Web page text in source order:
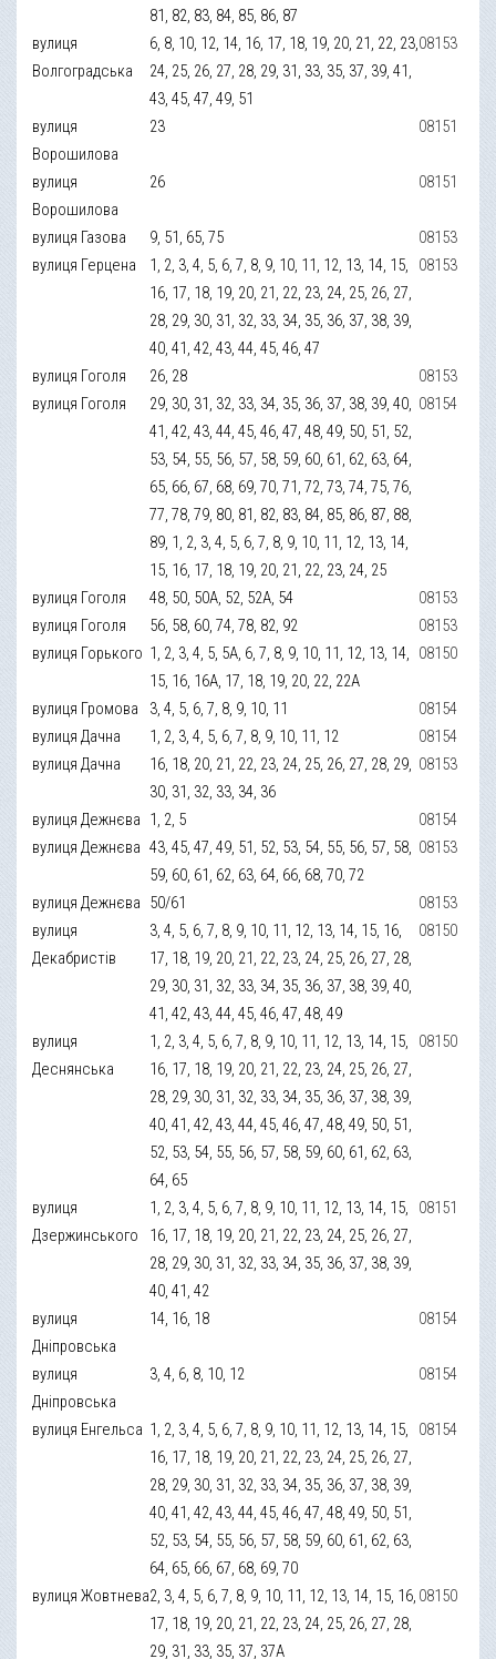
81, 82, 83, 84, 85, 86, 87
вулиця
Волгоградська
6, 8, 10, 12, 14, 16, 17, 18, 19, 20, 21, 22, 23,
24, 25, 26, 27, 28, 29, 31, 33, 35, 37, 39, 41,
43, 45, 47, 49, 51
08153
вулиця
Ворошилова
23 08151
вулиця
Ворошилова
26 08151
вулиця Газова 9, 51, 65, 75
08153
вулиця Герцена
1, 2, 3, 4, 5, 6, 7, 8, 9, 10, 11, 12, 13, 14, 15,
16, 17, 18, 19, 20, 21, 22, 23, 24, 25, 26, 27,
28, 29, 30, 31, 32, 33, 34, 35, 36, 37, 38, 39,
40, 41, 42, 43, 44, 45, 46, 47
08153
вулиця Гоголя 26, 28
08153
вулиця Гоголя
29, 30, 31, 32, 33, 34, 35, 36, 37, 38, 39, 40,
41, 42, 43, 44, 45, 46, 47, 48, 49, 50, 51, 52,
53, 54, 55, 56, 57, 58, 59, 60, 61, 62, 63, 64,
65, 66, 67, 68, 69, 70, 71, 72, 73, 74, 75, 76,
77, 78, 79, 80, 81, 82, 83, 84, 85, 86, 87, 88,
89, 1, 2, 3, 4, 5, 6, 7, 8, 9, 10, 11, 12, 13, 14,
15, 16, 17, 18, 19, 20, 21, 22, 23, 24, 25
08154
вулиця Гоголя 48, 50, 50А, 52, 52А, 54
08153
вулиця Гоголя
56, 58, 60, 74, 78, 82, 92
08153
вулиця Горького 1, 2, 3, 4, 5, 5А, 6, 7, 8, 9, 10, 11, 12, 13, 14,
15, 16, 16А, 17, 18, 19, 20, 22, 22А
08150
вулиця Громова 3, 4, 5, 6, 7, 8, 9, 10, 11
08154
вулиця Дачна
1, 2, 3, 4, 5, 6, 7, 8, 9, 10, 11, 12
08154
вулиця Дачна
16, 18, 20, 21, 22, 23, 24, 25, 26, 27, 28, 29,
30, 31, 32, 33, 34, 36
08153
вулиця Дежнєва 1, 2, 5
08154
вулиця Дежнєва 43, 45, 47, 49, 51, 52, 53, 54, 55, 56, 57, 58,
59, 60, 61, 62, 63, 64, 66, 68, 70, 72
08153
вулиця Дежнєва 50/61
08153
вулиця
Декабристів
3, 4, 5, 6, 7, 8, 9, 10, 11, 12, 13, 14, 15, 16,
17, 18, 19, 20, 21, 22, 23, 24, 25, 26, 27, 28,
29, 30, 31, 32, 33, 34, 35, 36, 37, 38, 39, 40,
41, 42, 43, 44, 45, 46, 47, 48, 49
08150
вулиця
Деснянська
1, 2, 3, 4, 5, 6, 7, 8, 9, 10, 11, 12, 13, 14, 15,
16, 17, 18, 19, 20, 21, 22, 23, 24, 25, 26, 27,
28, 29, 30, 31, 32, 33, 34, 35, 36, 37, 38, 39,
40, 41, 42, 43, 44, 45, 46, 47, 48, 49, 50, 51,
52, 53, 54, 55, 56, 57, 58, 59, 60, 61, 62, 63,
64, 65
08150
вулиця
Дзержинського
1, 2, 3, 4, 5, 6, 7, 8, 9, 10, 11, 12, 13, 14, 15,
16, 17, 18, 19, 20, 21, 22, 23, 24, 25, 26, 27,
28, 29, 30, 31, 32, 33, 34, 35, 36, 37, 38, 39,
40, 41, 42
08151
вулиця
Дніпровська
14, 16, 18 08154
вулиця
Дніпровська
3, 4, 6, 8, 10, 12 08154
вулиця Енгельса 1, 2, 3, 4, 5, 6, 7, 8, 9, 10, 11, 12, 13, 14, 15,
16, 17, 18, 19, 20, 21, 22, 23, 24, 25, 26, 27,
28, 29, 30, 31, 32, 33, 34, 35, 36, 37, 38, 39,
40, 41, 42, 43, 44, 45, 46, 47, 48, 49, 50, 51,
52, 53, 54, 55, 56, 57, 58, 59, 60, 61, 62, 63,
64, 65, 66, 67, 68, 69, 70
08154
вулиця Жовтнева2, 3, 4, 5, 6, 7, 8, 9, 10, 11, 12, 13, 14, 15, 16,
17, 18, 19, 20, 21, 22, 23, 24, 25, 26, 27, 28,
29, 31, 33, 35, 37, 37А
08150